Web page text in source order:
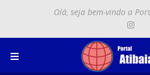
Olá, seja bem-vindo a
Menu